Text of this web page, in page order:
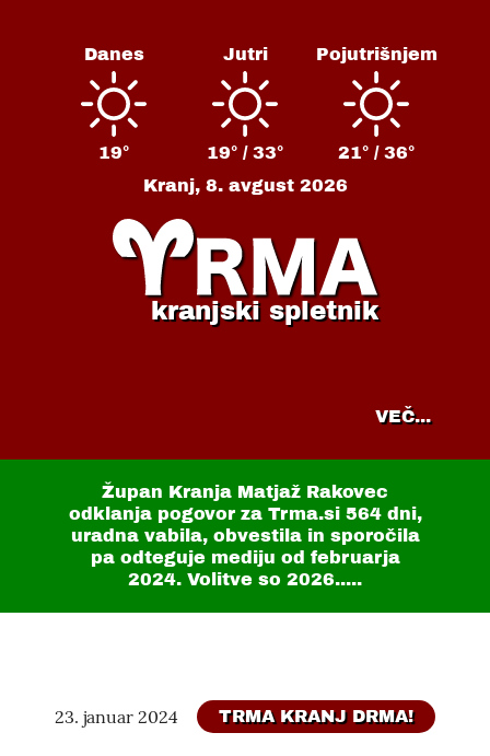
Danes
19°
Jutri
19° / 33°
Pojutrišnjem
21° / 36°
Kranj, 8. avgust 2026
kranjski spletnik
VEČ...
Župan Kranja Matjaž Rakovec
odklanja pogovor za Trma.si 564 dni,
uradna vabila, obvestila in sporočila
pa odteguje mediju od februarja
2024. Volitve so 2026.....
23. januar 2024 TRMA KRANJ DRMA!